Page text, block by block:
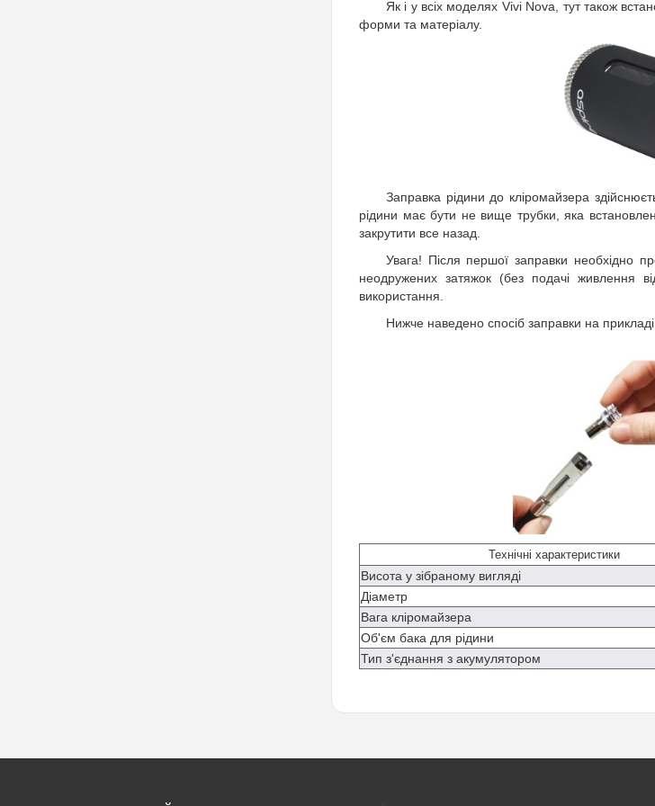
Як і у всіх моделях Vivi Nova, тут також
форми та матеріалу.
Заправка рідини до кліромайзера
рідини має бути не вище трубки, яка
закрутити все назад.
Увага! Після першої заправки необхідно
неодружених затяжок (без подачі живлення
використання.
Нижче наведено спосіб заправки на
Технічні характеристики
Висота у зібраному вигляді
Діаметр
Вага кліромайзера
Об'єм бака для рідини
Тип з'єднання з акумулятором